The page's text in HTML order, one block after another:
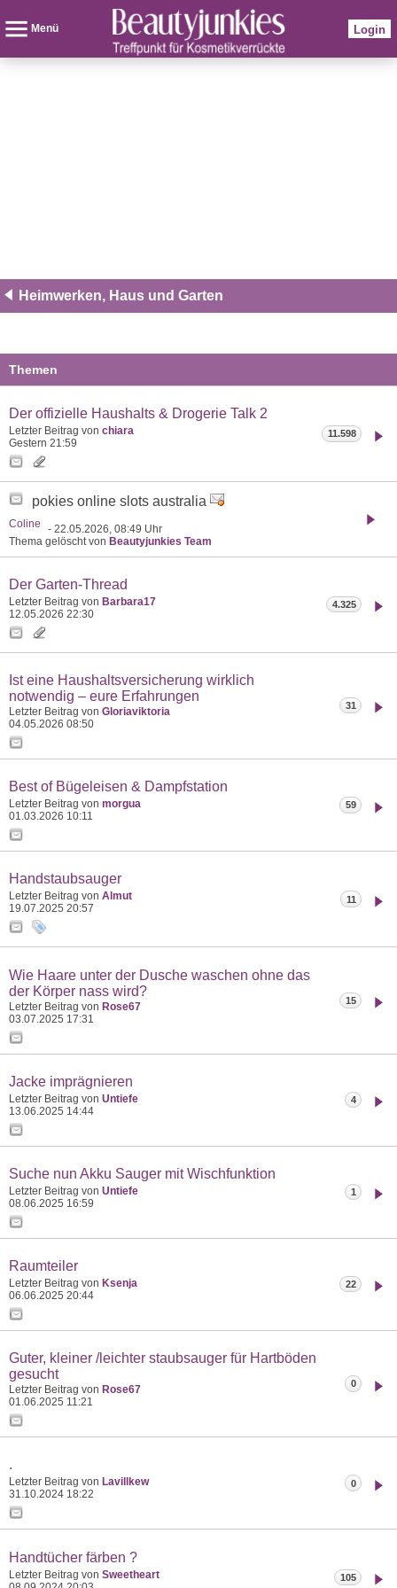
Menü Login
Heimwerken, Haus und Garten
Themen
Der offizielle Haushalts & Drogerie Talk 2
Letzter Beitrag von chiara
Gestern 21:59
11.598
pokies online slots australia
Coline
- 22.05.2026, 08:49 Uhr
Thema gelöscht von Beautyjunkies Team
Der Garten-Thread
Letzter Beitrag von Barbara17
12.05.2026 22:30
4.325
Ist eine Haushaltsversicherung wirklich
notwendig – eure Erfahrungen
Letzter Beitrag von Gloriaviktoria
04.05.2026 08:50
31
Best of Bügeleisen & Dampfstation
Letzter Beitrag von morgua
01.03.2026 10:11
59
Handstaubsauger
Letzter Beitrag von Almut
19.07.2025 20:57
11
Wie Haare unter der Dusche waschen ohne das
der Körper nass wird?
Letzter Beitrag von Rose67
03.07.2025 17:31
15
Jacke imprägnieren
Letzter Beitrag von Untiefe
13.06.2025 14:44
4
Suche nun Akku Sauger mit Wischfunktion
Letzter Beitrag von Untiefe
08.06.2025 16:59
1
Raumteiler
Letzter Beitrag von Ksenja
06.06.2025 20:44
22
Guter, kleiner /leichter staubsauger für Hartböden
gesucht
Letzter Beitrag von Rose67
01.06.2025 11:21
0
.
Letzter Beitrag von Lavillkew
31.10.2024 18:22
0
Handtücher färben ?
Letzter Beitrag von Sweetheart
105